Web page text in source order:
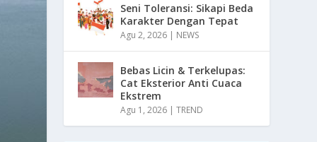
Seni Toleransi: Sikapi Beda
Karakter Dengan Tepat
Agu 2, 2026 | NEWS
Bebas Licin & Terkelupas:
Cat Eksterior Anti Cuaca
Ekstrem
Agu 1, 2026 |TREND